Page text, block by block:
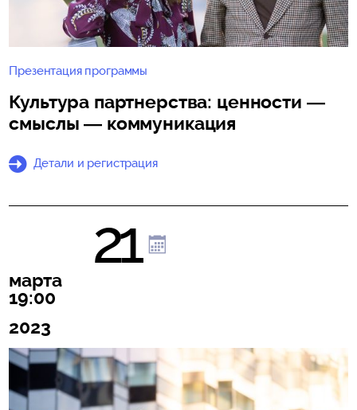
Презентация программы
Культура партнерства: ценности —
смыслы — коммуникация
Детали и регистрация
21
марта
19:00
2023